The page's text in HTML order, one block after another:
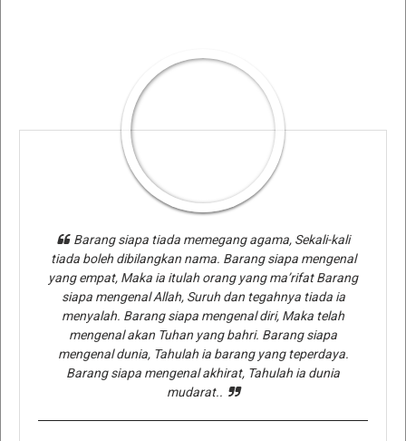
Barang siapa tiada memegang agama, Sekali-kali
tiada boleh dibilangkan nama. Barang siapa mengenal
yang empat, Maka ia itulah orang yang ma’rifat Barang
siapa mengenal Allah, Suruh dan tegahnya tiada ia
menyalah. Barang siapa mengenal diri, Maka telah
mengenal akan Tuhan yang bahri. Barang siapa
mengenal dunia, Tahulah ia barang yang teperdaya.
Barang siapa mengenal akhirat, Tahulah ia dunia
mudarat..